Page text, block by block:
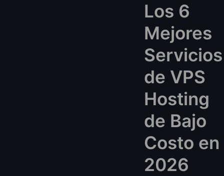
Los 6
Mejores
Servicios
de VPS
Hosting
de Bajo
Costo en
2026